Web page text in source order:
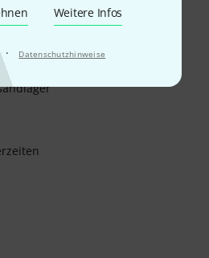
Weitere Infos
· Datenschutzhinweise